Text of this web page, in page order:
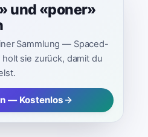
und «poner»
Sammlung — Spaced-
sie zurück, damit du
— Kostenlos